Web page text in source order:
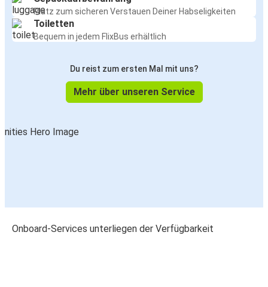
Platz zum sicheren Verstauen Deiner Habseligkeiten
Toiletten
Bequem in jedem FlixBus erhältlich
Du reist zum ersten Mal mit uns?
Mehr über unseren Service
Onboard-Services unterliegen der Verfügbarkeit